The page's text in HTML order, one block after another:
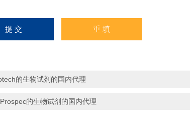
的生物试剂的国内代理
的生物试剂的国内代理